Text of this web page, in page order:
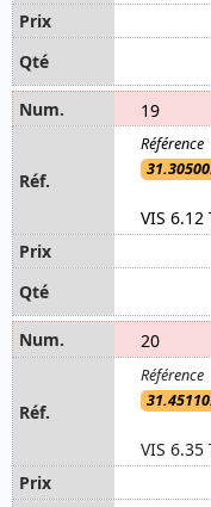
19
VIS 6.12
20
VIS 6.35